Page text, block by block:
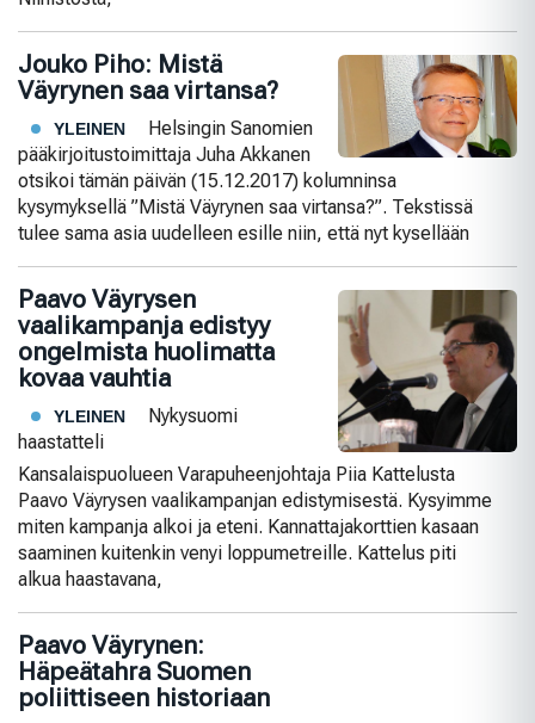
Jouko Piho: Mistä
Väyrynen saa virtansa?
YLEINEN
Helsingin Sanomien
pääkirjoitustoimittaja Juha Akkanen
otsikoi tämän päivän (15.12.2017) kolumninsa
kysymyksellä ”Mistä Väyrynen saa virtansa?”. Tekstissä
tulee sama asia uudelleen esille niin, että nyt kysellään
Paavo Väyrysen
vaalikampanja edistyy
ongelmista huolimatta
kovaa vauhtia
YLEINEN
Nykysuomi
haastatteli
Kansalaispuolueen Varapuheenjohtaja Piia Kattelusta
Paavo Väyrysen vaalikampanjan edistymisestä. Kysyimme
miten kampanja alkoi ja eteni. Kannattajakorttien kasaan
saaminen kuitenkin venyi loppumetreille. Kattelus piti
alkua haastavana,
Paavo Väyrynen:
Häpeätahra Suomen
poliittiseen historiaan